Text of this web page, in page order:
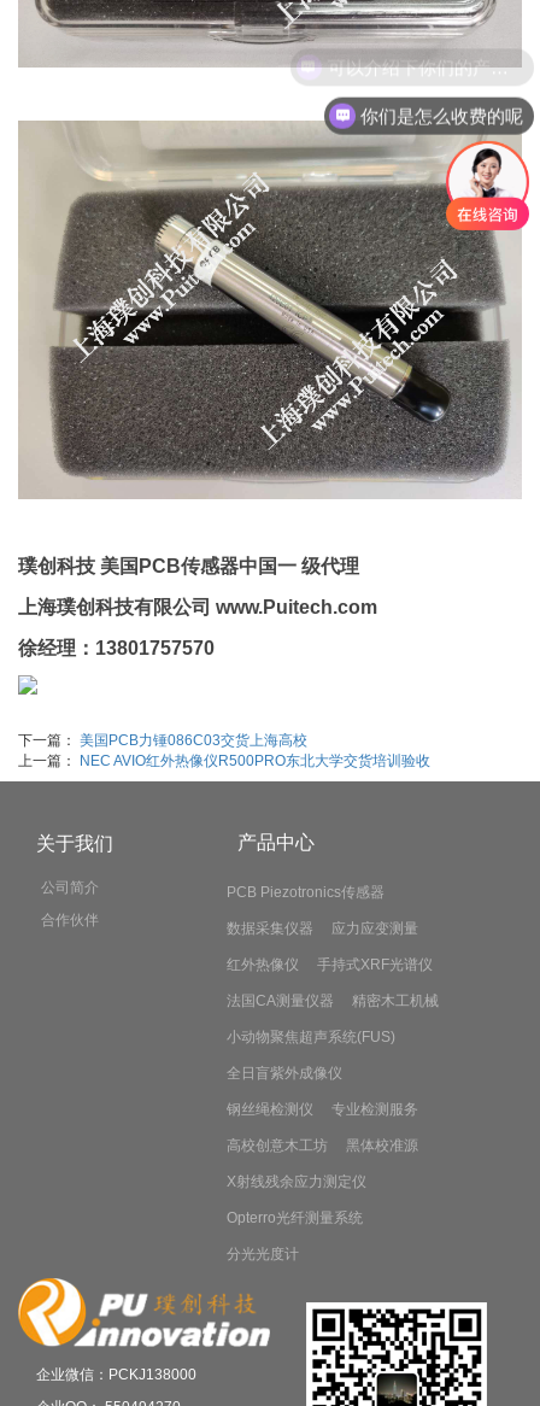
璞创科技 美国 PCB传感器中国一 级代理
上海璞创科技有限公司 www.Puitech.com
徐经理：13801757570
下一篇： 美国PCB力锤086C03交货上海高校
上一篇：
NEC AVIO红外热像仪R500PRO东北大学交货培训验收
关于我们
公司简介
合作伙伴
产品中心
PCB Piezotronics传感器
数据采集仪器 应力应变测量
红外热像仪 手持式XRF光谱仪
法国CA测量仪器 精密木工机械
小动物聚焦超声系统(FUS)
全日盲紫外成像仪
钢丝绳检测仪 专业检测服务
高校创意木工坊 黑体校准源
X射线残余应力测定仪
Opterro光纤测量系统
分光光度计
企业微信：PCKJ138000
你们是怎么收费的呢